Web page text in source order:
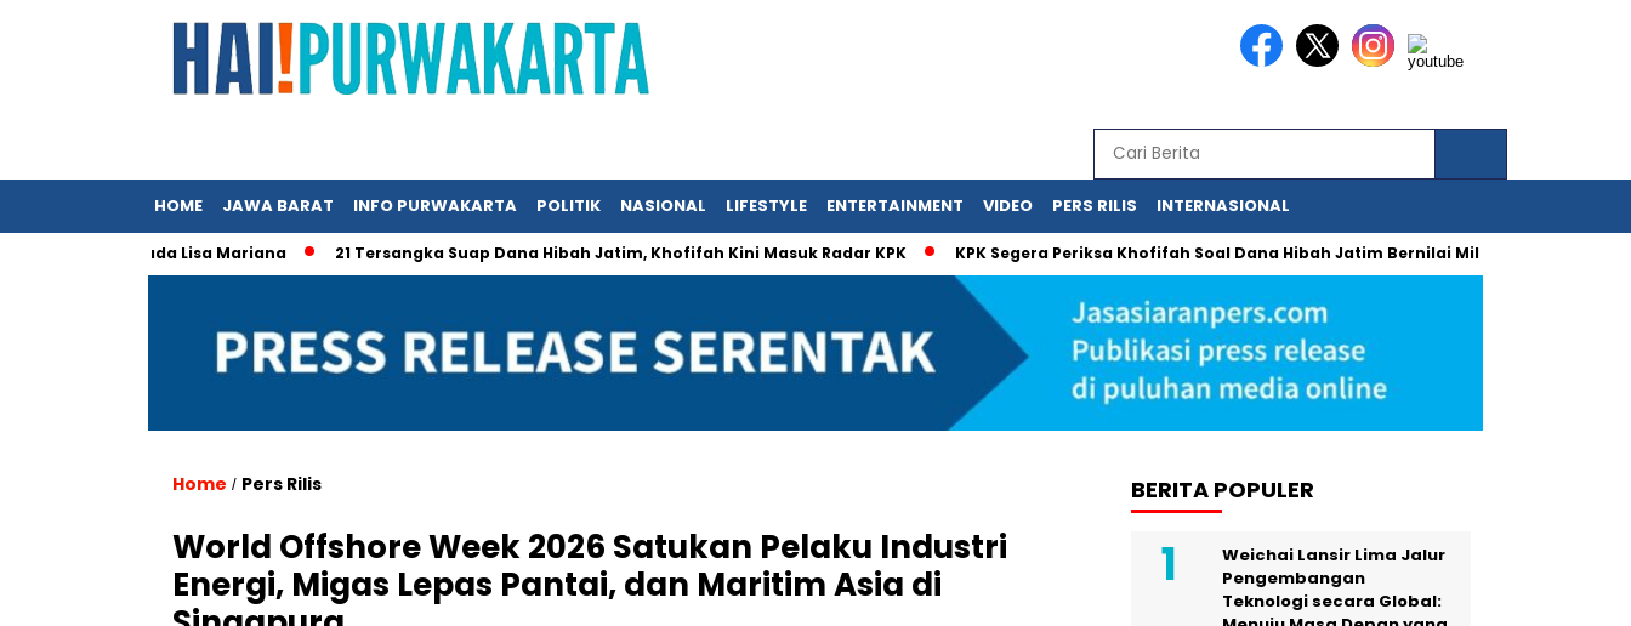
HOME JAWA BARAT INFO PURWAKARTA POLITIK NASIONAL LIFESTYLE ENTERTAINMENT VIDEO PERS RILIS INTERNASIONAL
Kamil pada Lisa Mariana 21 Tersangka Suap Dana Hibah Jatim, Khofifah Kini Masuk Radar KPK KPK Segera Periksa Khofifah Soal Dana Hibah Jatim Bernilai Miliaran
Home / Pers Rilis
World Offshore Week 2026 Satukan Pelaku Industri
Energi, Migas Lepas Pantai, dan Maritim Asia di
BERITA POPULER
Weichai Lansir Lima Jalur
Pengembangan
Teknologi secara Global: